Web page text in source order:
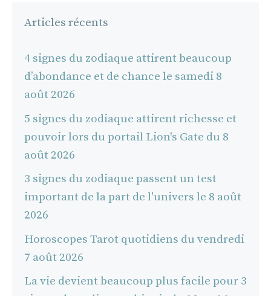
Articles récents
4 signes du zodiaque attirent beaucoup
d’abondance et de chance le samedi 8
août 2026
5 signes du zodiaque attirent richesse et
pouvoir lors du portail Lion's Gate du 8
août 2026
3 signes du zodiaque passent un test
important de la part de l'univers le 8 août
2026
Horoscopes Tarot quotidiens du vendredi
7 août 2026
La vie devient beaucoup plus facile pour 3